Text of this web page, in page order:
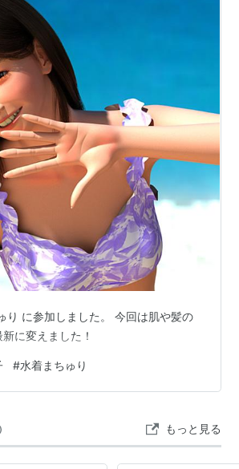
り に参加しました。 今回は肌や髪の
に変えました！
#水着まちゅり
もっと見る